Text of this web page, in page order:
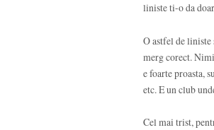
liniste ti-o da
O astfel de liniste
merg corect.
e foarte proasta,
etc. E un club
Cel mai trist,